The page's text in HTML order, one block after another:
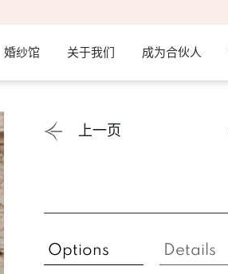
婚纱馆 关于我们 成为合伙人
上一页
Options Details